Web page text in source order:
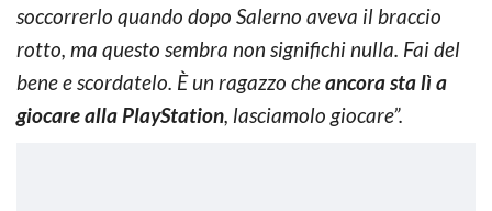
soccorrerlo quando dopo Salerno aveva il braccio
rotto, ma questo sembra non significhi nulla. Fai del
bene e scordatelo. È un ragazzo cheancora sta lì a
giocare alla PlayStation, lasciamolo giocare”.